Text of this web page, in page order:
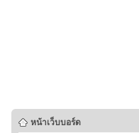
หน้าเว็บบอร์ด